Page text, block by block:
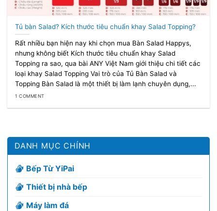
Tủ bàn Salad? Kích thước tiêu chuẩn khay Salad Topping?
Rất nhiều bạn hiện nay khi chọn mua Bàn Salad Happys,
nhưng không biết Kích thước tiêu chuẩn khay Salad
Topping ra sao, qua bài ANY Việt Nam giới thiệu chi tiết các
loại khay Salad Topping Vai trò của Tủ Bàn Salad và
Topping Bàn Salad là một thiết bị làm lạnh chuyên dụng,...
1 COMMENT
DANH MỤC CHÍNH
Bếp Từ YiPai
Thiết bị nhà bếp
Máy làm đá